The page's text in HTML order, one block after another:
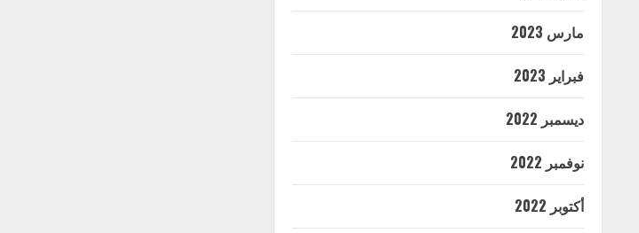
مارس 2023
فبراير 2023
ديسمبر 2022
نوفمبر 2022
أكتوبر 2022